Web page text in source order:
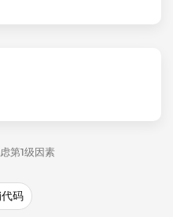
第1级因素
码